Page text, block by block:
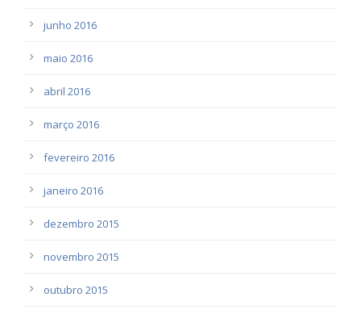
junho 2016
maio 2016
abril 2016
março 2016
fevereiro 2016
janeiro 2016
dezembro 2015
novembro 2015
outubro 2015